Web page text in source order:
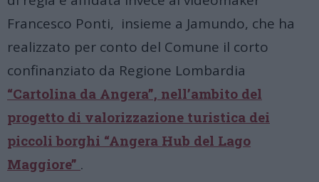
Francesco Ponti, insieme a Jamundo, che ha
realizzato per conto del Comune il corto
confinanziato da Regione Lombardia
“Cartolina da Angera”, nell’ambito del
progetto di valorizzazione turistica dei
piccoli borghi “Angera Hub del Lago
Maggiore” .